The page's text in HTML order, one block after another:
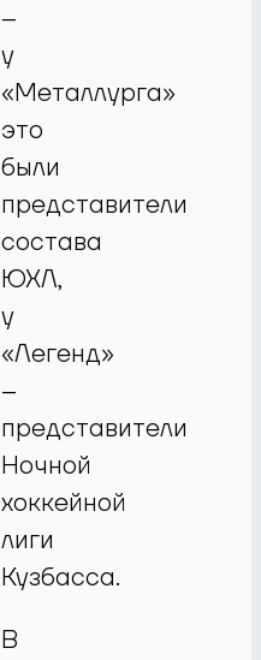
–
у
«Металлурга»
это
были
представители
состава
ЮХЛ,
у
«Легенд»
–
представители
Ночной
хоккейной
лиги
Кузбасса.
В